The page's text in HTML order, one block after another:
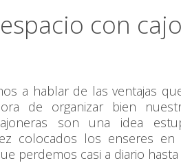
con
a hablar de las ventajas
de organizar bien
son una idea
colocados los enseres
perdemos casi a diario